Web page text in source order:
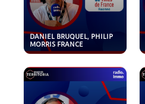
DANIEL BRUQUEL, PHILIP
MORRIS FRANCE